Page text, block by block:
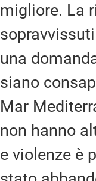
migliore. La
una
siano
Mar
non hanno
e violenze è